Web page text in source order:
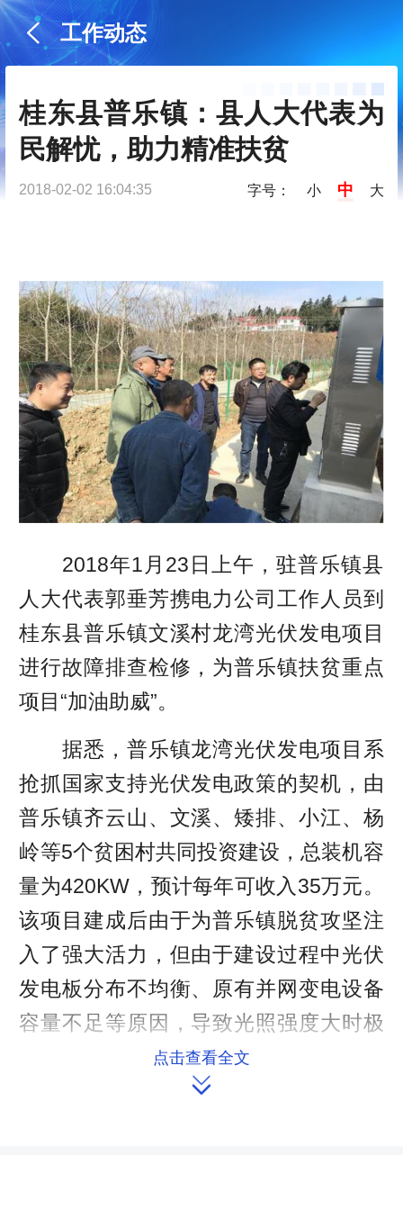
工作动态
桂东县普乐镇：县人大代表为
民解忧，助力精准扶贫
2018-02-02 16:04:35 字号： 小 中 大
2018年1月23日上午，驻普乐镇县
人大代表郭垂芳携电力公司工作人员到
桂东县普乐镇文溪村龙湾光伏发电项目
进行故障排查检修，为普乐镇扶贫重点
项目“加油助威”。
据悉，普乐镇龙湾光伏发电项目系
抢抓国家支持光伏发电政策的契机，由
普乐镇齐云山、文溪、矮排、小江、杨
岭等5个贫困村共同投资建设，总装机容
量为420KW，预计每年可收入35万元。
该项目建成后由于为普乐镇脱贫攻坚注
入了强大活力，但由于建设过程中光伏
发电板分布不均衡、原有并网变电设备
容量不足等原因，导致光照强度大时极
易跳闸断电，只能部分正常发电，倘若
不及时修整，将会极大减少村集体经济
点击查看全文
